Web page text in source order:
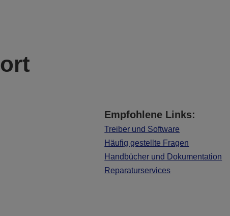
Empfohlene Links:
Treiber und Software
Häufig gestellte Fragen
Handbücher und Dokumentation
Reparaturservices